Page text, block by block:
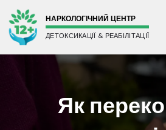
НАРКОЛОГІЧНИЙ ЦЕНТР
ДЕТОКСИКАЦІЇ & РЕАБІЛІТАЦІЇ
Як